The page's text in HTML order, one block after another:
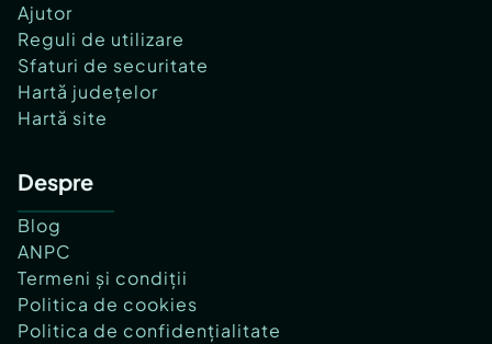
Ajutor
Reguli de utilizare
Sfaturi de securitate
Hartă județelor
Hartă site
Despre
Blog
ANPC
Termeni și condiții
Politica de cookies
Politica de confidențialitate